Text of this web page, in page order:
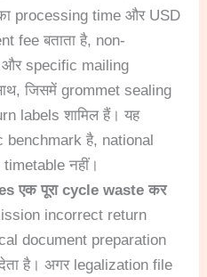
processing time और USD
fee बताता है, non-
specific mailing
जिसमें grommet sealing
labels शामिल हैं। यह
benchmark है, national
नहीं।
एक पूरा cycle waste कर
incorrect return
document preparation
है। अगर legalization file